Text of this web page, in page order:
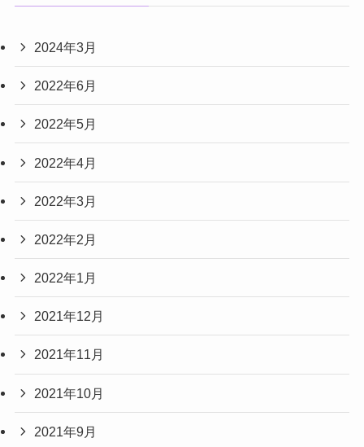
2024年3月
2022年6月
2022年5月
2022年4月
2022年3月
2022年2月
2022年1月
2021年12月
2021年11月
2021年10月
2021年9月